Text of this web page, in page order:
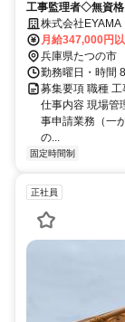
工事監理者◇無資
株式会社
月給347,000円
兵庫県たつの市
勤務曜日・時間
募集要項 職種
仕事内容 現場管
事申請業務（一
の...
固定時間制
正社員